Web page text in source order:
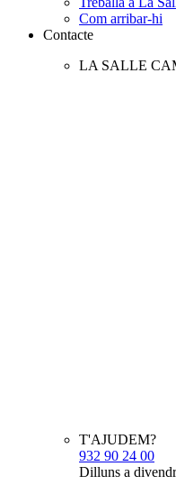
Com arribar-hi
Contacte
LA SALLE
T'AJUDEM?
932 90 24 00
Dilluns a